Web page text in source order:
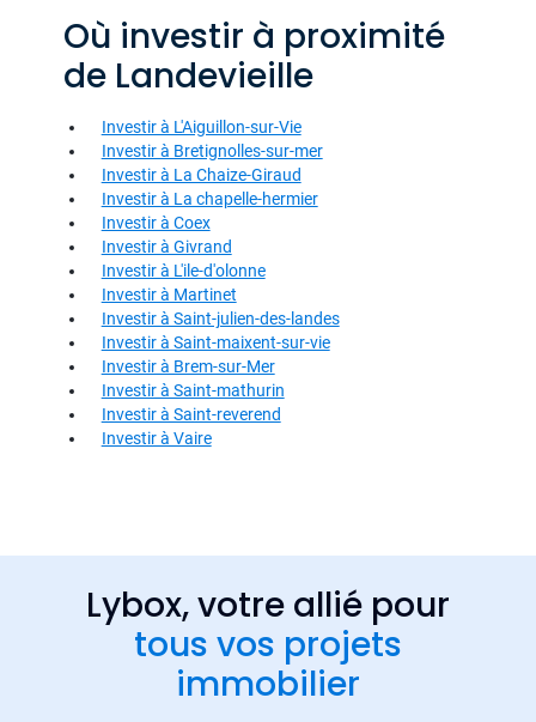
Où investir à proximité
de Landevieille
Investir à L'Aiguillon-sur-Vie
Investir à Bretignolles-sur-mer
Investir à La Chaize-Giraud
Investir à La chapelle-hermier
Investir à Coex
Investir à Givrand
Investir à L'ile-d'olonne
Investir à Martinet
Investir à Saint-julien-des-landes
Investir à Saint-maixent-sur-vie
Investir à Brem-sur-Mer
Investir à Saint-mathurin
Investir à Saint-reverend
Investir à Vaire
Lybox, votre allié pour
tous vos projets
immobilier